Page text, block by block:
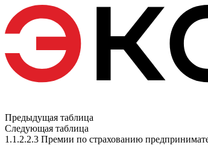
Предыдущая таблица
Следующая таблица
1.1.2.2.3 Премии по страхованию